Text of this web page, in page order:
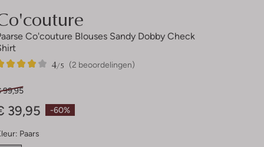
Co'couture Blouses Sandy Dobby Check
(2 beoordelingen)
4/5
-60%
99,95
39,95
Paars